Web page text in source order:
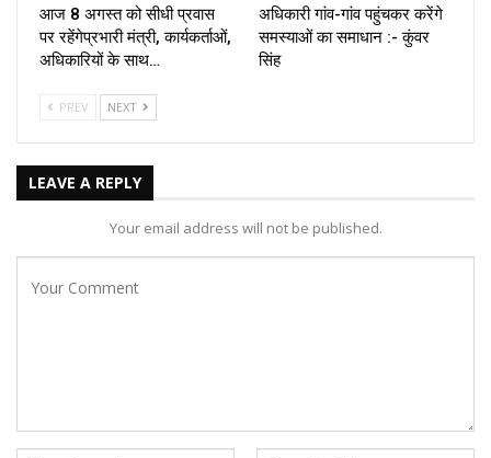
आज 8 अगस्त को सीधी प्रवास
पर रहेंगेप्रभारी मंत्री, कार्यकर्ताओं,
अधिकारियों के साथ…
अधिकारी गांव-गांव पहुंचकर करेंगे
समस्याओं का समाधान :- कुंवर
सिंह
PREV NEXT
LEAVE A REPLY
Your email address will not be published.